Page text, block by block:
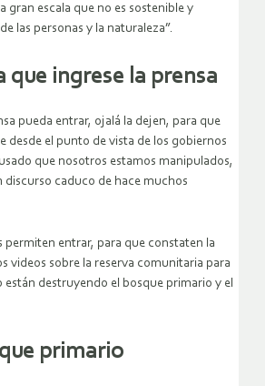
gran escala que no es sostenible y
las personas y la naturaleza”.
que ingrese la prensa
pueda entrar, ojalá la dejen, para que
desde el punto de vista de los gobiernos
que nosotros estamos manipulados,
discurso caduco de hace muchos
permiten entrar, para que constaten la
videos sobre la reserva comunitaria para
destruyendo el bosque primario y el
primario